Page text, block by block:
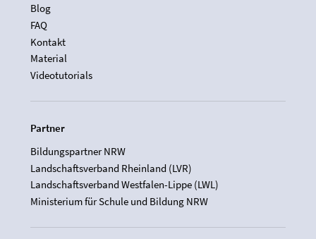
Blog
FAQ
Kontakt
Material
Videotutorials
Partner
Bildungspartner NRW
Landschaftsverband Rheinland (LVR)
Landschaftsverband Westfalen-Lippe (LWL)
Ministerium für Schule und Bildung NRW